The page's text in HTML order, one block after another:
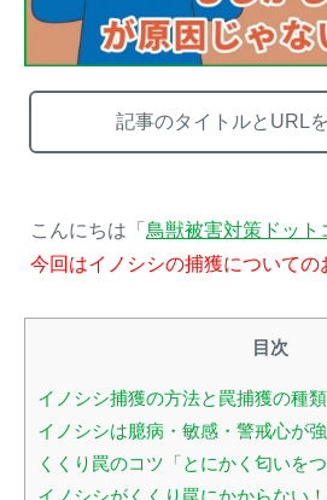
メルマガ登録
ご相談
お問い合わせ
記事のタイトルとURL
こんにちは「 鳥獣被害対策ドット
今回はイノシシの捕獲についての
目次
イノシシ捕獲の方法と罠捕獲の種類
イノシシは臆病・敏感・警戒心が
くくり罠のコツ「とにかく匂いをつ
イノシシがくくり罠にかからない